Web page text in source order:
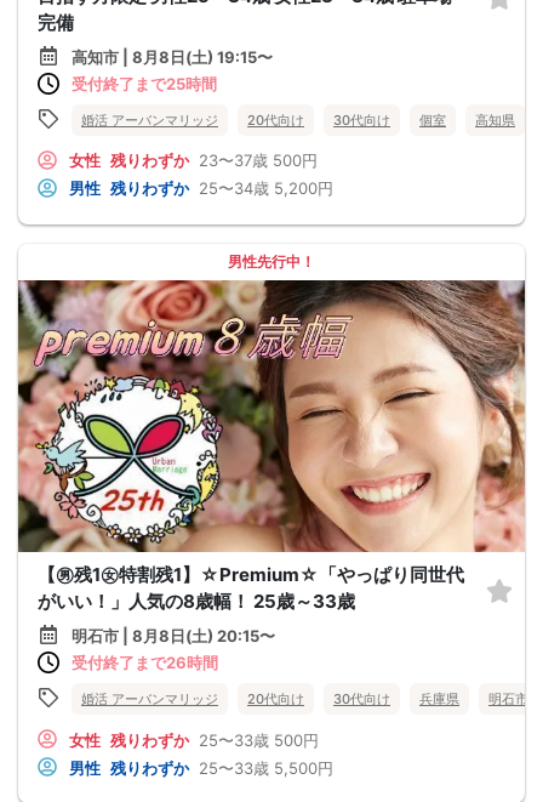
完備
高知市 | 8月8日(土) 19:15〜
受付終了まで25時間
婚活 アーバンマリッジ 20代向け 30代向け 個室 高知県
女性 残りわずか 23〜37歳 500円
男性 残りわずか 25〜34歳 5,200円
男性先行中！
【㊚残1㊛特割残1】☆Premium☆「やっぱり同世代
がいい！」人気の8歳幅！ 25歳～33歳
明石市 | 8月8日(土) 20:15〜
受付終了まで26時間
婚活 アーバンマリッジ 20代向け 30代向け 兵庫県 明石市
女性 残りわずか 25〜33歳 500円
男性 残りわずか 25〜33歳 5,500円